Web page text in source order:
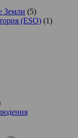
Земли (5)
(ESO) (1)